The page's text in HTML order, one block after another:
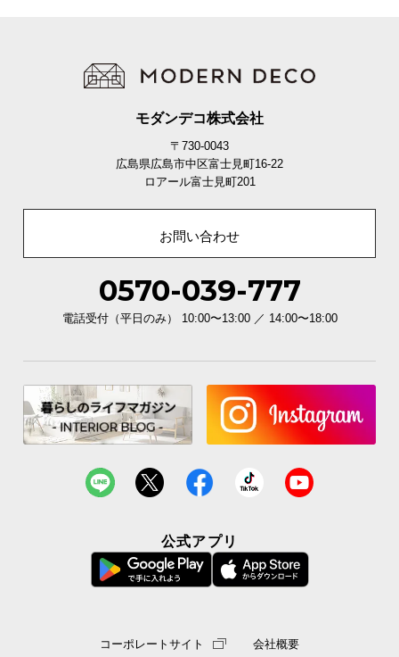
モダンデコ株式会社
〒730-0043
広島県広島市中区富士見町16-22
ロアール富士見町201
お問い合わせ
0570-039-777
電話受付（平日のみ） 10:00〜13:00 ／ 14:00〜18:00
公式アプリ
コーポレートサイト 会社概要